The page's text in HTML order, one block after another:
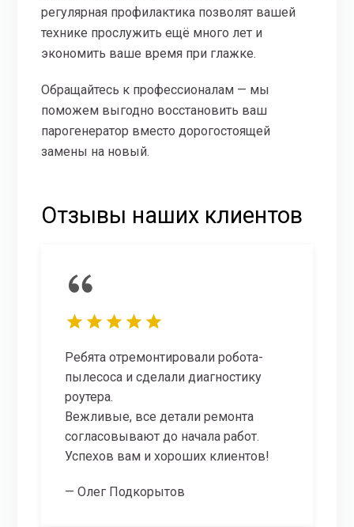
регулярная профилактика позволят вашей
технике прослужить ещё много лет и
экономить ваше время при глажке.
Обращайтесь к профессионалам — мы
поможем выгодно восстановить ваш
парогенератор вместо дорогостоящей
замены на новый.
Отзывы наших клиентов
Ребята отремонтировали робота-
пылесоса и сделали диагностику
роутера.
Вежливые, все детали ремонта
согласовывают до начала работ.
Успехов вам и хороших клиентов!
— Олег Подкорытов